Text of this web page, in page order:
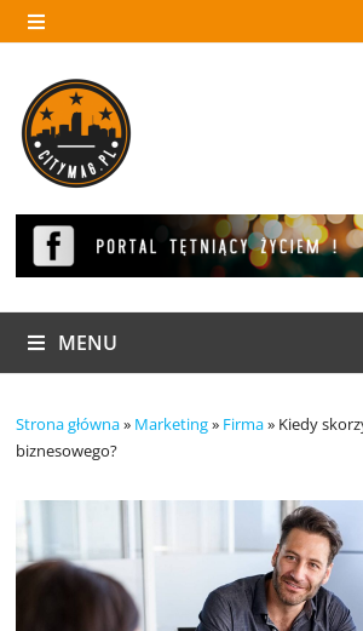
Skip
to
MENU
MENU
Strona główna» Marketing» Firma» Kiedy
biznesowego?